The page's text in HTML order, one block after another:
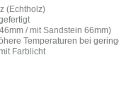
(Echtholz)
/ mit Sandstein 66mm)
Temperaturen bei
Farblicht